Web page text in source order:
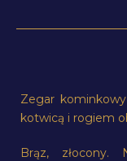
Zegar
kotwicą i rogiem
Brąz, złocony.